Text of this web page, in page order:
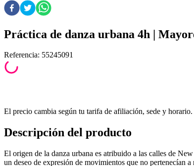
Práctica de danza urbana 4h |
Referencia: 55245091
El precio cambia según tu tarifa de afiliación, sede y horario.
Descripción del producto
El origen de la danza urbana es atribuido a las calles de
un deseo de expresión de movimientos que no pertenecían a